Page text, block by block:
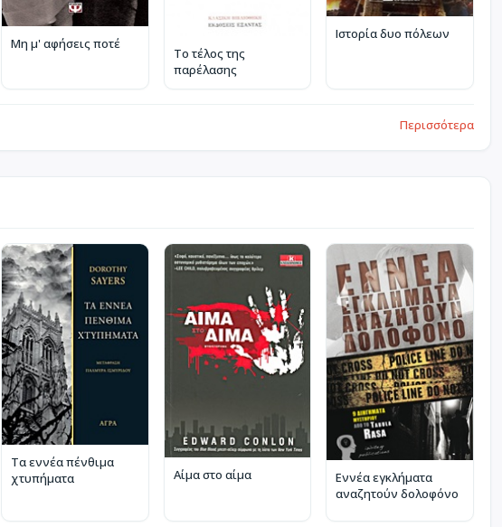
Μη μ' αφήσεις ποτέ
Το τέλος της
παρέλασης
Ιστορία δυο πόλεων
Περισσότερα
Τα εννέα πένθιμα
χτυπήματα
Αίμα στο αίμα
Εννέα εγκλήματα
αναζητούν δολοφόνο